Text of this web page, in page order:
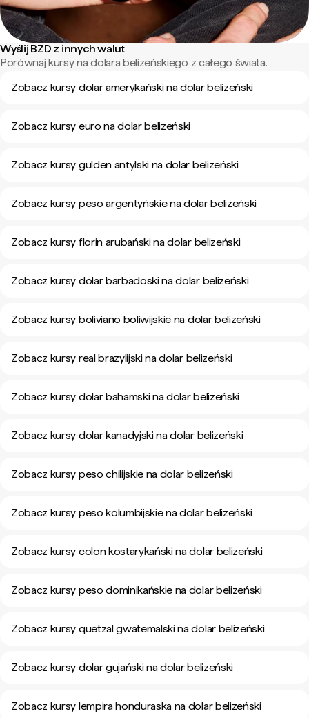
Wyślij BZD z innych walut
Porównaj kursy na dolara belizeńskiego z całego świata.
Zobacz kursy dolar amerykański na dolar belizeński
Zobacz kursy euro na dolar belizeński
Zobacz kursy gulden antylski na dolar belizeński
Zobacz kursy peso argentyńskie na dolar belizeński
Zobacz kursy florin arubański na dolar belizeński
Zobacz kursy dolar barbadoski na dolar belizeński
Zobacz kursy boliviano boliwijskie na dolar belizeński
Zobacz kursy real brazylijski na dolar belizeński
Zobacz kursy dolar bahamski na dolar belizeński
Zobacz kursy dolar kanadyjski na dolar belizeński
Zobacz kursy peso chilijskie na dolar belizeński
Zobacz kursy peso kolumbijskie na dolar belizeński
Zobacz kursy colon kostarykański na dolar belizeński
Zobacz kursy peso dominikańskie na dolar belizeński
Zobacz kursy quetzal gwatemalski na dolar belizeński
Zobacz kursy dolar gujański na dolar belizeński
Zobacz kursy lempira honduraska na dolar belizeński